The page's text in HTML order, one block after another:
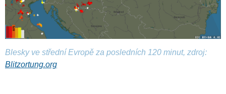
Blesky ve střední Evropě za posledních 120 minut, zdroj:
Blitzortung.org